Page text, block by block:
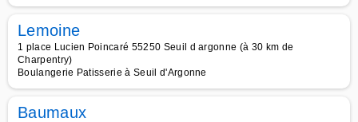
Lemoine
1 place Lucien Poincaré 55250 Seuil d argonne (à 30 km de
Charpentry)
Boulangerie Patisserie à Seuil d'Argonne
Baumaux